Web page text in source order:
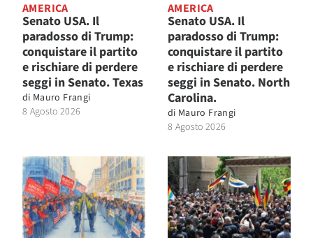
AMERICA
Senato USA. Il
paradosso di Trump:
conquistare il partito
e rischiare di perdere
seggi in Senato. Texas
di Mauro Frangi
8 Agosto 2026
AMERICA
Senato USA. Il
paradosso di Trump:
conquistare il partito
e rischiare di perdere
seggi in Senato. North
Carolina.
di Mauro Frangi
8 Agosto 2026